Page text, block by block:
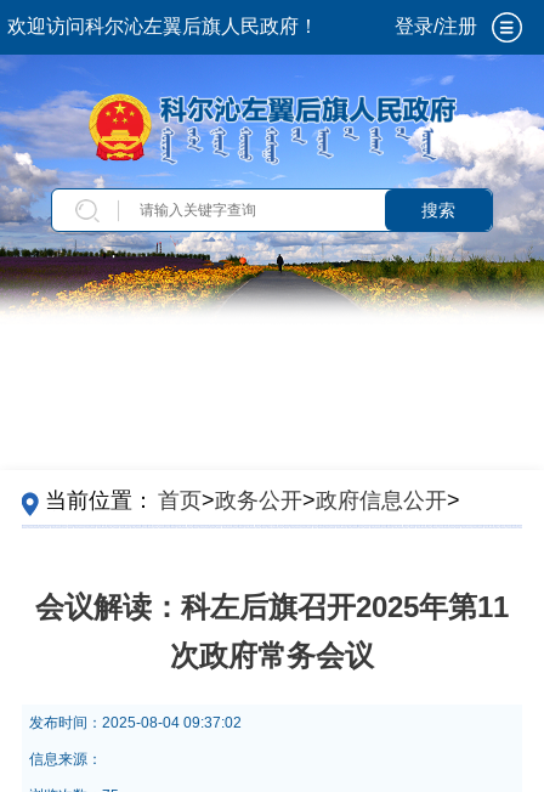
欢迎访问科尔沁左翼后旗人民政府！ 登录/注册
搜索
当前位置： 首页>政务公开>政府信息公开>
定主动公开内容>政策解读
会议解读：科左后旗召开2025年第11
次政府常务会议
发布时间： 2025-08-04 09:37:02
信息来源：